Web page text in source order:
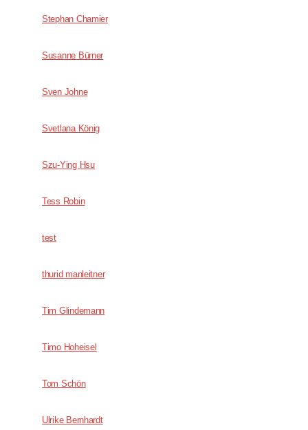
Stephan Chamier
Susanne Bürner
Sven Johne
Svetlana König
Szu-Ying Hsu
Tess Robin
test
thurid manleitner
Tim Glindemann
Timo Hoheisel
Tom Schön
Ulrike Bernhardt